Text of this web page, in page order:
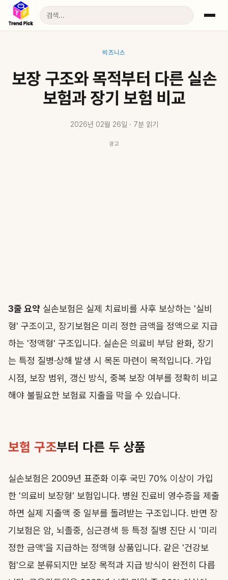
비즈니스
보장 구조와 목적부터 다른 실손
보험과 장기 보험 비교
2026년 02월 26일 · 7분 읽기
광고
3줄 요약 실손보험은 실제 치료비를 사후 보상하는 '실비
형' 구조이고, 장기보험은 미리 정한 금액을 정액으로 지급
하는 '정액형' 구조입니다. 실손은 의료비 부담 완화, 장기
는 특정 질병·상해 발생 시 목돈 마련이 목적입니다. 가입
시점, 보장 범위, 갱신 방식, 중복 보장 여부를 정확히 비교
해야 불필요한 보험료 지출을 막을 수 있습니다.
보험 구조부터 다른 두 상품
실손보험은 2009년 표준화 이후 국민 70% 이상이 가입
한 '의료비 보장형' 보험입니다. 병원 진료비 영수증을 제출
하면 실제 지출액 중 일부를 돌려받는 구조입니다. 반면 장
기보험은 암, 뇌졸중, 심근경색 등 특정 질병 진단 시 '미리
정한 금액'을 지급하는 정액형 상품입니다. 같은 '건강보
험'으로 분류되지만 보장 목적과 지급 방식이 완전히 다릅